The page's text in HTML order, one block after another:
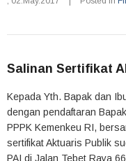
Salinan Sertifikat
Kepada Yth. Bapak dan
dengan pendaftaran
PPPK Kemenkeu RI,
sertifikat Aktuaris Publik
PAI di Jalan Tebet Raya